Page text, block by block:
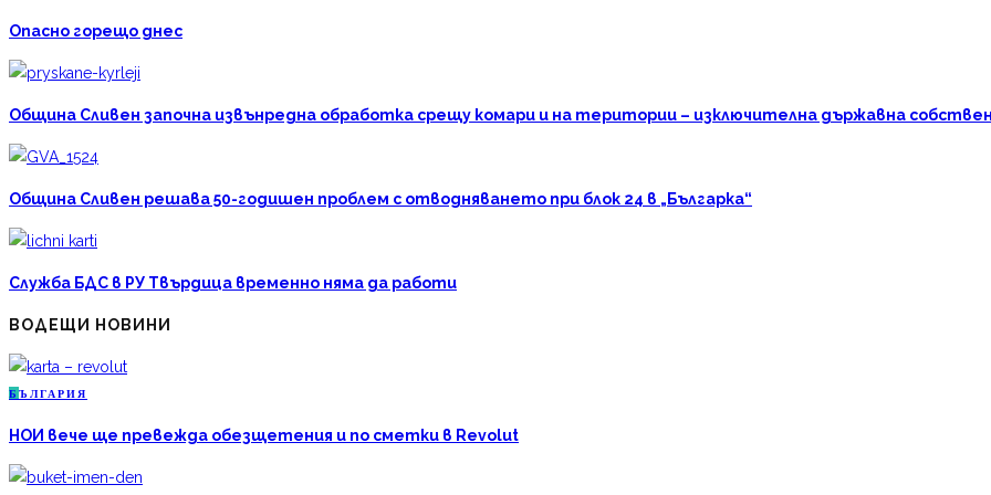
Опасно горещо днес
Община Сливен започна извънредна обработка срещу комари и на територии – изключителна държавна
Община Сливен решава 50-годишен проблем с отводняването при блок 24 в „Българка“
Служба БДС в РУ Твърдица временно няма да работи
ВОДЕЩИ НОВИНИ
Б ЪЛГАРИЯ
НОИ вече ще превежда обезщетения и по сметки в Revolut